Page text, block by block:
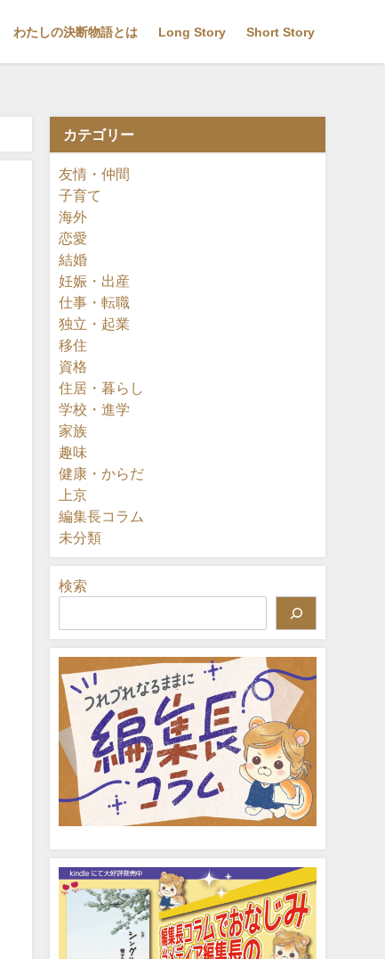
わたしの決断物語とは Long Story Short Story
カテゴリー
友情・仲間
子育て
海外
恋愛
結婚
妊娠・出産
仕事・転職
独立・起業
移住
資格
住居・暮らし
学校・進学
家族
趣味
健康・からだ
上京
編集長コラム
未分類
検索